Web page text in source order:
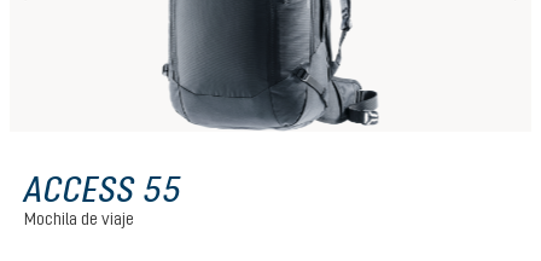
ACCESS 55
Mochila de viaje